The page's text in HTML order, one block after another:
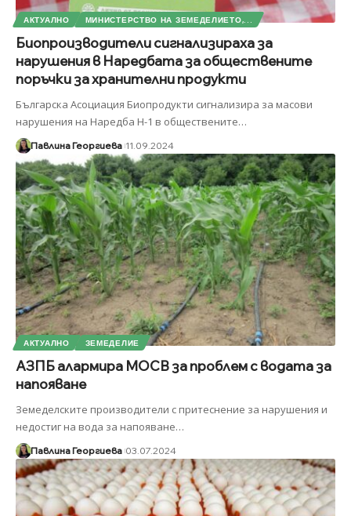
АКТУАЛНО МИНИСТЕРСТВО НА ЗЕМЕДЕЛИЕТО,...
Биопроизводители сигнализираха за
нарушения в Наредбата за обществените
поръчки за хранителни продукти
Българска Асоциация Биопродукти сигнализира за масови
нарушения на Наредба Н-1 в обществените…
Павлина Георгиева 11.09.2024
АКТУАЛНО ЗЕМЕДЕЛИЕ
АЗПБ алармира МОСВ за проблем с водата за
напояване
Земеделските производители с притеснение за нарушения и
недостиг на вода за напояване…
Павлина Георгиева 03.07.2024